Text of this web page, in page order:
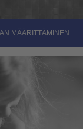
MÄÄRITTÄMINEN